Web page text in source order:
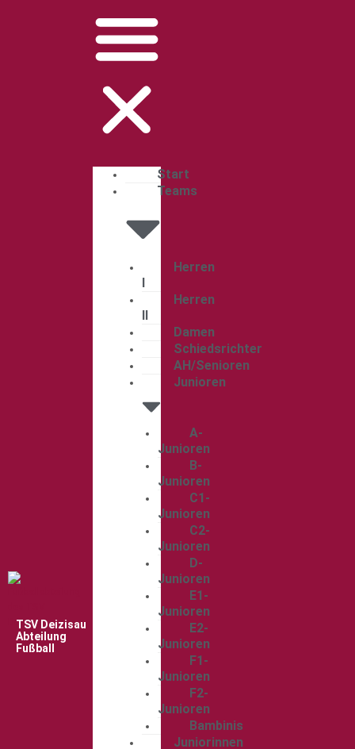
TSV Deizisau
Abteilung
Fußball
Start
Teams
Herren
Herren
Damen
Schiedsrichter
AH/Senioren
Junioren
A-
Junioren
B-
Junioren
C1-
Junioren
C2-
Junioren
D-
Junioren
E1-
Junioren
E2-
Junioren
F1-
Junioren
F2-
Junioren
Bambinis
Juniorinnen